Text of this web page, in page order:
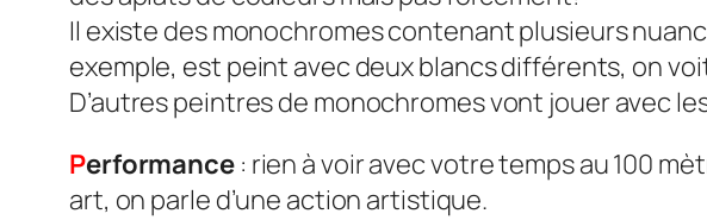
Il existe des monochromes contenant plusieurs
exemple, est peint avec deux blancs différents, on
D’autres peintres de monochromes vont jouer avec
Performance: rien à voir avec votre temps au 100
art, on parle d’une action artistique.